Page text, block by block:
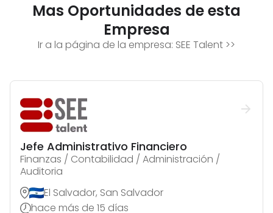
Mas Oportunidades de esta
Empresa
Ir a la página de la empresa: SEE Talent >>
Jefe Administrativo Financiero
Finanzas / Contabilidad / Administración /
Auditoria
El Salvador, San Salvador
hace más de 15 días